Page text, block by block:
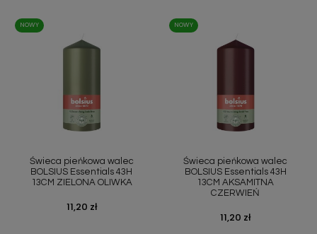
Świeca pieńkowa walec
BOLSIUS Essentials 43H
13CM ZIELONA OLIWKA
Cena
11,20 zł
NOWY
Świeca pieńkowa walec
BOLSIUS Essentials 43H
13CM AKSAMITNA
CZERWIEŃ
Cena
11,20 zł
NOWY